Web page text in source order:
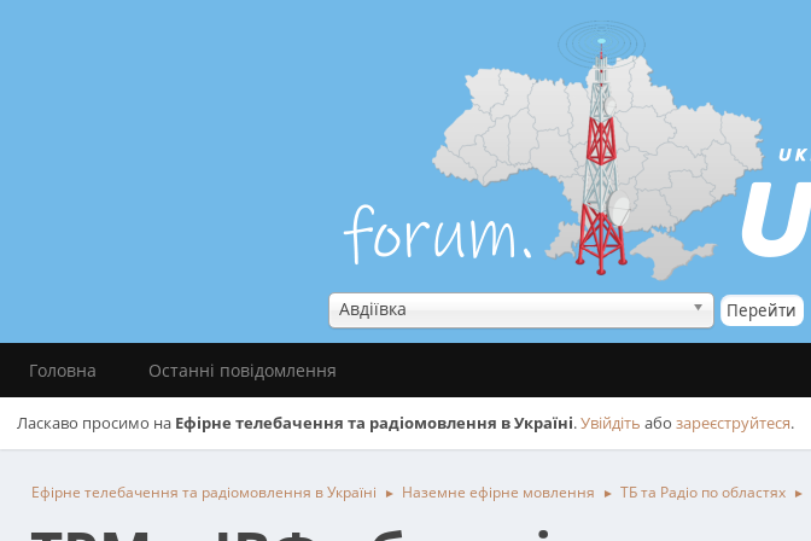
Авдіївка
Головна Останні повідомлення
Ласкаво просимо на Ефірне телебачення та радіомовлення в Україні.Увійдіть або зареєструйтеся.
Ефірне телебачення та радіомовлення в Україні ► Наземне ефірне мовлення ► ТБ та Радіо по областях ►